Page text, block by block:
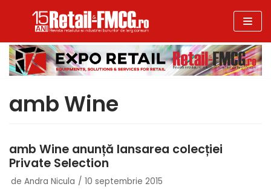
la
conținut
amb Wine
amb Wine anunță lansarea colecției
Private Selection
de Andra Nicula 10 septembrie 2015